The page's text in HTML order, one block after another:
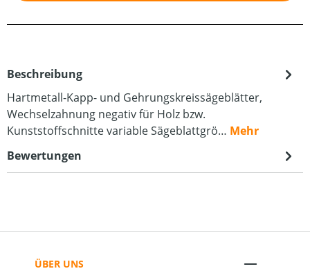
Beschreibung
Hartmetall-Kapp- und Gehrungskreissägeblätter,
Wechselzahnung negativ für Holz bzw.
Kunststoffschnitte variable Sägeblattgrö… Mehr
Bewertungen
ÜBER UNS